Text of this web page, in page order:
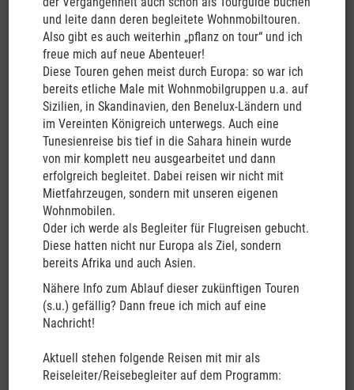
und leite dann deren begleitete Wohnmobiltouren.
Also gibt es auch weiterhin „pflanz on tour“ und ich
freue mich auf neue Abenteuer!
Diese Touren gehen meist durch Europa: so war ich
bereits etliche Male mit Wohnmobilgruppen u.a. auf
Sizilien, in Skandinavien, den Benelux-Ländern und
im Vereinten Königreich unterwegs. Auch eine
Tunesienreise bis tief in die Sahara hinein wurde
von mir komplett neu ausgearbeitet und dann
erfolgreich begleitet. Dabei reisen wir nicht mit
Mietfahrzeugen, sondern mit unseren eigenen
Wohnmobilen.
Oder ich werde als Begleiter für Flugreisen gebucht.
Diese hatten nicht nur Europa als Ziel, sondern
bereits Afrika und auch Asien.
Nähere Info zum Ablauf dieser zukünftigen Touren
(s.u.) gefällig? Dann freue ich mich auf eine
Nachricht!
Aktuell stehen folgende Reisen mit mir als
Reiseleiter/Reisebegleiter auf dem Programm:
Gletscher, Fjorde, Vulkane und
Strände
Seit 2024 biete ich keine eigenen Reisen mehr an!
(beispielhafter Tourverlauf, Änderungen möglich!)
EUR 4.999,- pro Person im DZ / EZ Zuschlag EUR 3.599,-
pro Person zzgl. Flug
Reisedatum Landprogramm ab Christchurch bis
Auckland:13.03.-05.04.2024
Falls gewünscht, ist in Singapur ein Stopover auf dem Hinflug
möglich:
Singapur Stopover:
EUR 299,- pro Person im DZ / EZ Zuschlag EUR 185,- pro
Reisedatum Singapur Stopover: 11.03.-12.03.2024
Detaillierte Info siehe unten!